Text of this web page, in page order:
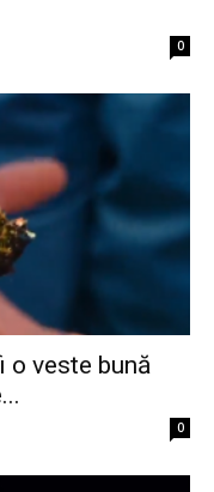
0
o veste bună
0